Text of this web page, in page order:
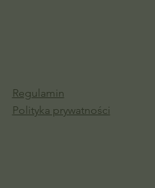
Regulamin
Polityka prywatności